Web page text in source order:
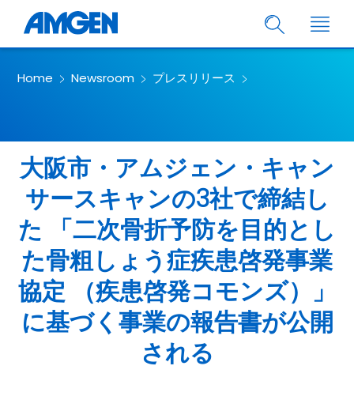
Home Newsroom プレスリリース
大阪市・アムジェン・キャン
サースキャンの3社で締結し
た 「二次骨折予防を目的とし
た骨粗しょう症疾患啓発事業
協定 （疾患啓発コモンズ）」
に基づく事業の報告書が公開
される